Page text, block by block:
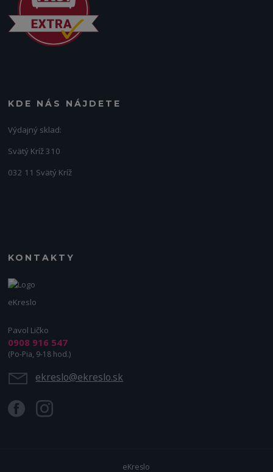
KDE NÁS NÁJDETE
Výdajný sklad:
Svätý Kríž 310
032 11 Svätý Kríž
KONTAKTY
eKreslo
Pavol Ličko
0908 916 547
(Po-Pia, 9-18 hod.)
ekreslo@ekreslo.sk
eKreslo